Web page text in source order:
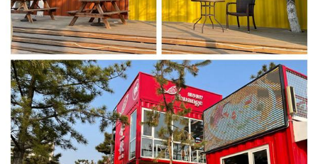
Hrvatski
Српски језик
Norsk nynorsk
Maori
Eesti
Български
Nederlands (België)